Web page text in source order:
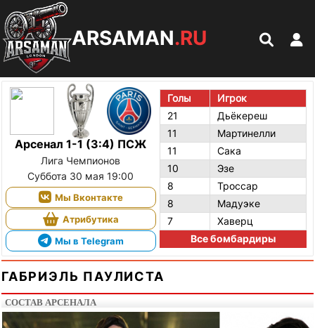
ARSAMAN.RU
Арсенал 1-1 (3:4) ПСЖ
Лига Чемпионов
Суббота 30 мая 19:00
Мы Вконтакте
Атрибутика
Мы в Telegram
Голы
Игрок
21
Дьёкереш
11
Мартинелли
11
Сака
10
Эзе
8
Троссар
8
Мадуэке
7
Хаверц
Все бомбардиры
ГАБРИЭЛЬ ПАУЛИСТА
СОСТАВ АРСЕНАЛА